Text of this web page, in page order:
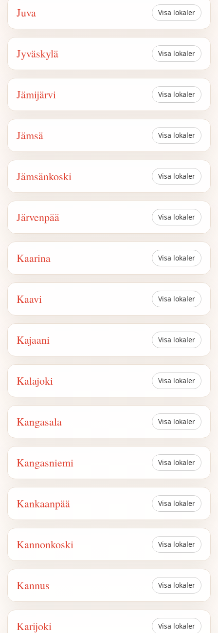
Juva Visa lokaler
Jyväskylä Visa lokaler
Jämijärvi Visa lokaler
Jämsä Visa lokaler
Jämsänkoski Visa lokaler
Järvenpää Visa lokaler
Kaarina Visa lokaler
Kaavi Visa lokaler
Kajaani Visa lokaler
Kalajoki Visa lokaler
Kangasala Visa lokaler
Kangasniemi Visa lokaler
Kankaanpää Visa lokaler
Kannonkoski Visa lokaler
Kannus Visa lokaler
Karijoki Visa lokaler